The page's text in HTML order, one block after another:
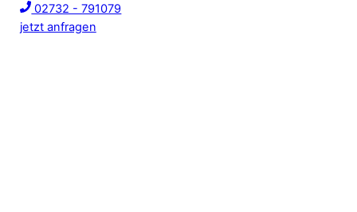
02732 - 791079
jetzt anfragen